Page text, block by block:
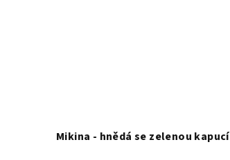
Mikina - hnědá se zelenou kapucí